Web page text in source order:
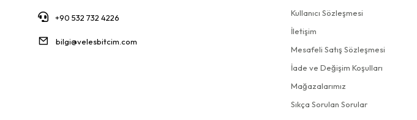
+90 532 732 4226
bilgi@velesbitcim.com
Kullanıcı Sözleşmesi
İletişim
Mesafeli Satış Sözleşmesi
İade ve Değişim Koşulları
Mağazalarımız
Sıkça Sorulan Sorular